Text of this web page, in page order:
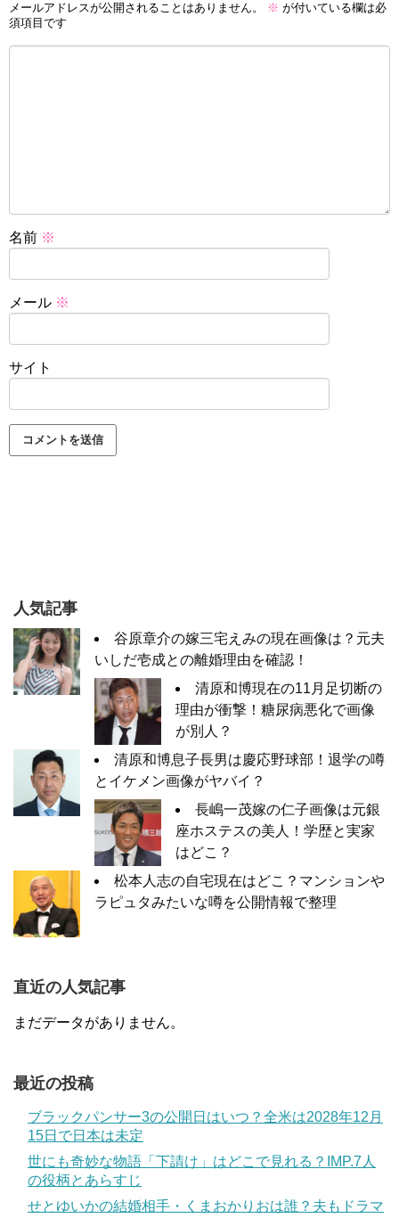
メールアドレスが公開されることはありません。 ※ が付いている欄は必
須項目です
名前 ※
メール ※
サイト
人気記事
谷原章介の嫁三宅えみの現在画像は？元夫
いしだ壱成との離婚理由を確認！
清原和博現在の11月足切断の
理由が衝撃！糖尿病悪化で画像
が別人？
清原和博息子長男は慶応野球部！退学の噂
とイケメン画像がヤバイ？
長嶋一茂嫁の仁子画像は元銀
座ホステスの美人！学歴と実家
はどこ？
松本人志の自宅現在はどこ？マンションや
ラピュタみたいな噂を公開情報で整理
直近の人気記事
まだデータがありません。
最近の投稿
ブラックパンサー3の公開日はいつ？全米は2028年12月
15日で日本は未定
世にも奇妙な物語「下請け」はどこで見れる？IMP.7人
の役柄とあらすじ
せとゆいかの結婚相手・くまおかりおは誰？夫もドラマ